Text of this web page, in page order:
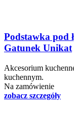
Podstawka pod
Gatunek Unikat
Akcesorium
kuchennym.
Na zamówienie
zobacz szczegóły